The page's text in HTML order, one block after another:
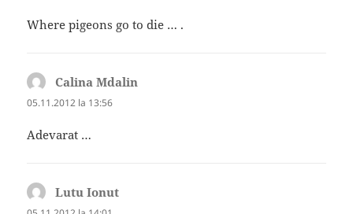
Where pigeons go to die … .
Calina Mdalin
05.11.2012 la 13:56
Adevarat …
Lutu Ionut